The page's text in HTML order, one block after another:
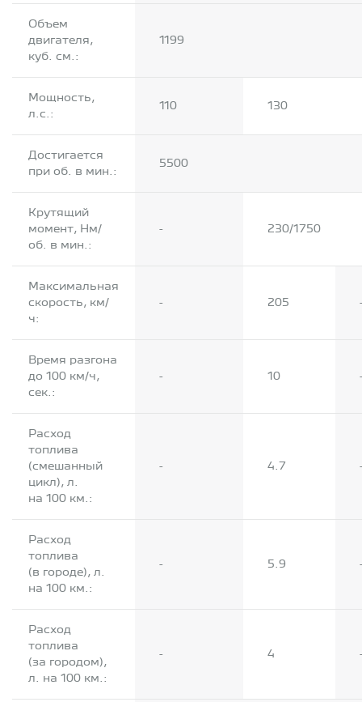
Объем
двигателя,
куб. см.:
1199
Мощность,
л.с.:
110 130
Достигается
при об. в мин.:
5500
Крутящий
момент, Нм/
об. в мин.:
- 230/1750
Максимальная
скорость, км/
ч:
- 205
Время разгона
до 100 км/ч,
сек.:
- 10
Расход
топлива
(смешанный
цикл), л.
на 100 км.:
- 4.7
Расход
топлива
(в городе), л.
на 100 км.:
- 5.9
Расход
топлива
(за городом),
л. на 100 км.:
- 4